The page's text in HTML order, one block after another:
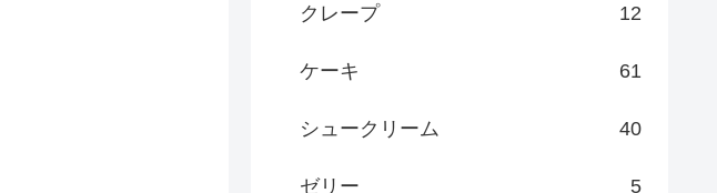
クレープ 12
ケーキ 61
シュークリーム 40
ゼリー 5